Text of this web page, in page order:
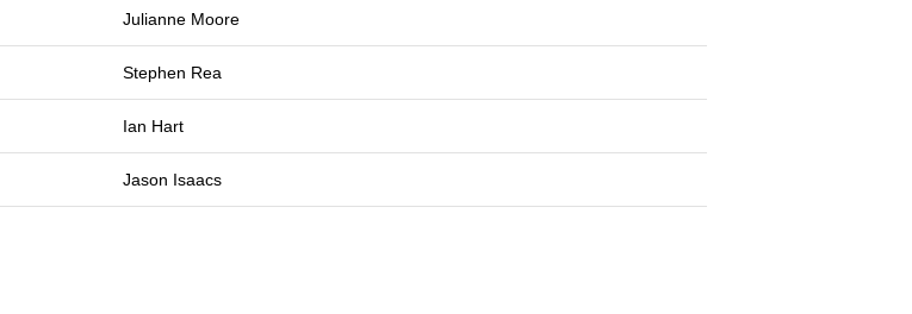
Julianne Moore
Stephen Rea
Ian Hart
Jason Isaacs